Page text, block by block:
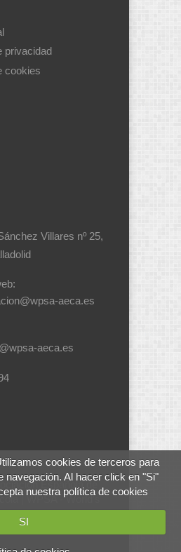
cookies de terceros para
navegación. Al hacer click en "Si"
nuestra política de cookies
SI
privacidad
cookies
Villares nº 25,
aeca.es
aeca.es
Española de
| WPSA - World's
Association
por